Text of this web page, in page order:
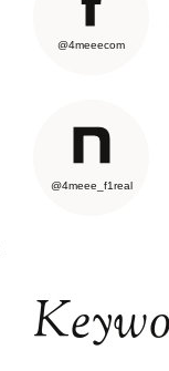
@4meeecom
@4meee_f1real